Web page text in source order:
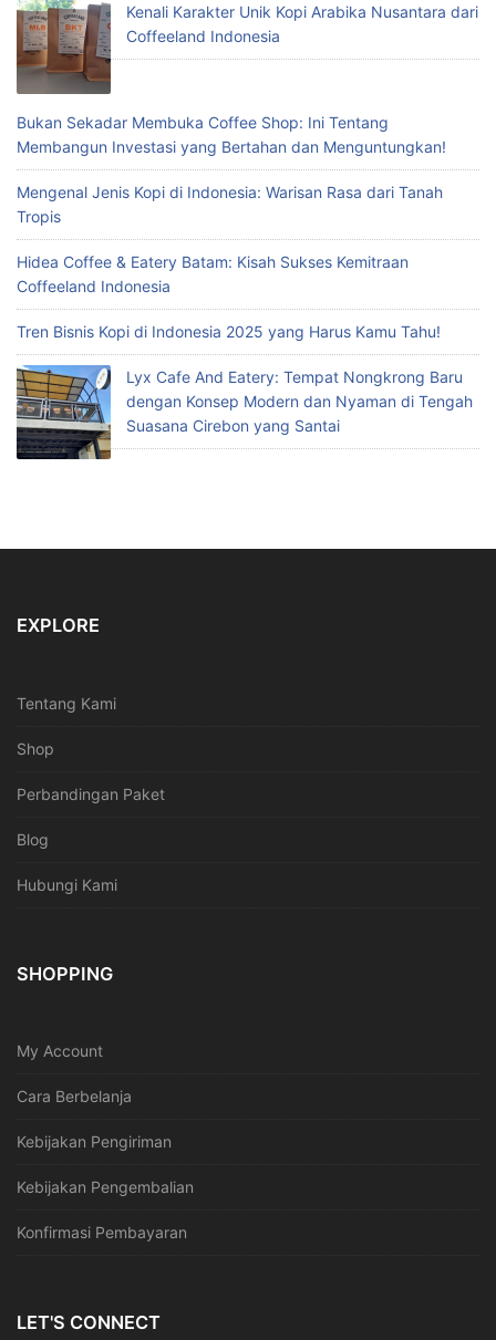
Kenali Karakter Unik Kopi Arabika Nusantara dari
Coffeeland Indonesia
Bukan Sekadar Membuka Coffee Shop: Ini Tentang
Membangun Investasi yang Bertahan dan Menguntungkan!
Mengenal Jenis Kopi di Indonesia: Warisan Rasa dari Tanah
Tropis
Hidea Coffee & Eatery Batam: Kisah Sukses Kemitraan
Coffeeland Indonesia
Tren Bisnis Kopi di Indonesia 2025 yang Harus Kamu Tahu!
Lyx Cafe And Eatery: Tempat Nongkrong Baru
dengan Konsep Modern dan Nyaman di Tengah
Suasana Cirebon yang Santai
EXPLORE
Tentang Kami
Shop
Perbandingan Paket
Blog
Hubungi Kami
SHOPPING
My Account
Cara Berbelanja
Kebijakan Pengiriman
Kebijakan Pengembalian
Konfirmasi Pembayaran
LET'S CONNECT